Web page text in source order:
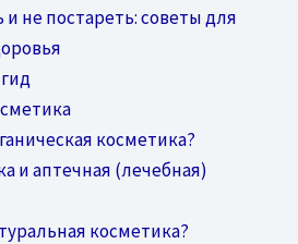
и не постареть: советы для
косметика?
и аптечная (лечебная)
косметика?